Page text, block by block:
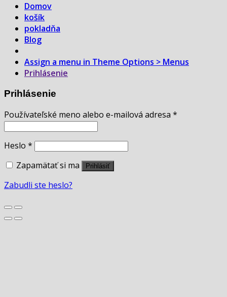
Domov
košík
pokladňa
Blog
Assign a menu in Theme Options > Menus
Prihlásenie
Prihlásenie
Používateľské meno alebo e-mailová adresa *
Heslo *
Zapamätať si ma
Prihlásiť
Zabudli ste heslo?